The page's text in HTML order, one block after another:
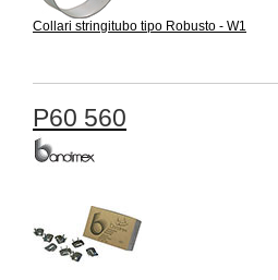
Collari stringitubo tipo Robusto - W1
P60 560